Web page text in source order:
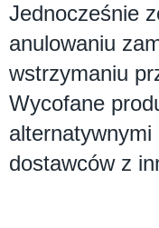
Jednocześnie
anulowaniu
wstrzymaniu
Wycofane
dostawców z